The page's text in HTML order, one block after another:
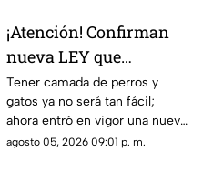
¡Atención! Confirman
nueva LEY que
PROHIBE TENER
PERROS y gatos; esto se
sabe
Tener camada de perros y
gatos ya no será tan fácil;
ahora entró en vigor una nueva
ley que prohibe tenerlos. Aquí
agosto 05, 2026 09:01 p. m.